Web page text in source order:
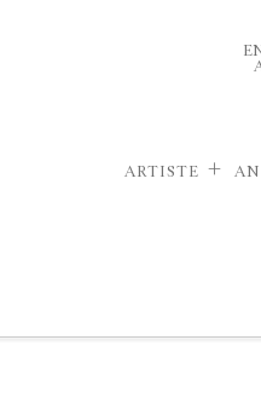
ARTISTE